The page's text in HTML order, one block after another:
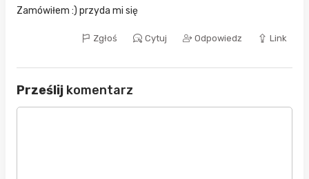
Zamówiłem :) przyda mi się
Zgłoś Cytuj Odpowiedz Link
Prześlij komentarz